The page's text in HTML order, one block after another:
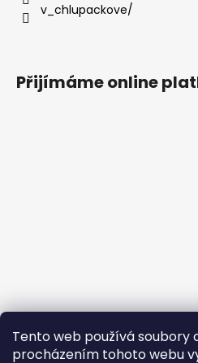
Tento web používá soubory
procházením tohoto webu
v_chlupackove/
Přijímáme online